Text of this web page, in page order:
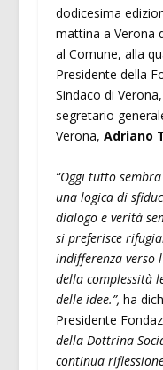
dodicesima
mattina a Verona
al Comune, alla
Presidente della
Sindaco di Verona,
segretario
Verona, Adriano
“Oggi tutto
una logica di
dialogo e verità
si preferisce
indifferenza verso
della complessità
delle idee.”, ha
Presidente
della Dottrina
continua